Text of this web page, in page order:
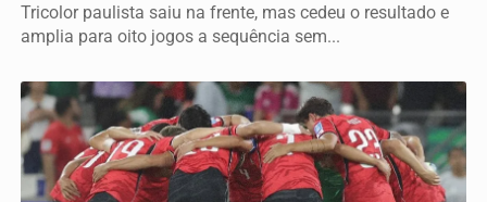
Tricolor paulista saiu na frente, mas cedeu o resultado e
amplia para oito jogos a sequência sem...